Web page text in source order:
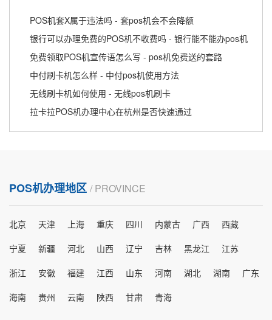
POS机套X属于违法吗 - 套pos机会不会降额
银行可以办理免费的POS机不收费吗 - 银行能不能办pos机
免费领取POS机宣传语怎么写 - pos机免费送的套路
中付刷卡机怎么样 - 中付pos机使用方法
无线刷卡机如何使用 - 无线pos机刷卡
拉卡拉POS机办理中心在杭州是否快速通过
POS机办理地区 / PROVINCE
北京 天津 上海 重庆 四川 内蒙古 广西
西藏
宁夏
新疆 河北 山西 辽宁 吉林 黑龙江
江苏
浙江
安徽 福建 江西 山东 河南 湖北 湖南
广东
海南
贵州 云南 陕西 甘肃 青海